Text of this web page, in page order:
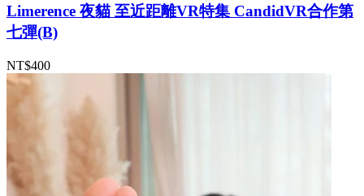
Limerence 夜貓 至近距離VR特集 CandidVR合作第
七彈(B)
NT$400